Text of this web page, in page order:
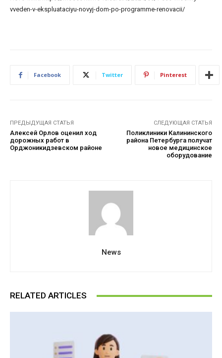
vveden-v-ekspluataciyu-novyj-dom-po-programme-renovacii/
Facebook Twitter Pinterest
ПРЕДЫДУЩАЯ СТАТЬЯ
Алексей Орлов оценил ход
дорожных работ в
Орджоникидзевском районе
СЛЕДУЮЩАЯ СТАТЬЯ
Поликлиники Калининского
района Петербурга получат
новое медицинское
оборудование
News
RELATED ARTICLES